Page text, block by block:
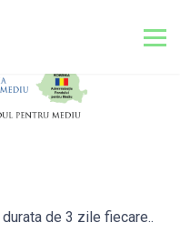
de 3 zile fiecare..